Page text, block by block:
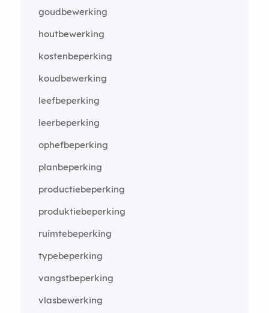
goudbewerking
houtbewerking
kostenbeperking
koudbewerking
leefbeperking
leerbeperking
ophefbeperking
planbeperking
productiebeperking
produktiebeperking
ruimtebeperking
typebeperking
vangstbeperking
vlasbewerking